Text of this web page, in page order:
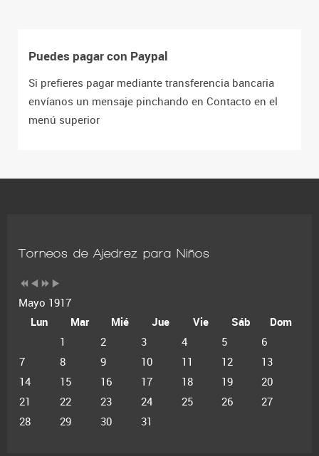
Puedes pagar con Paypal
Si prefieres pagar mediante transferencia bancaria
envíanos un mensaje pinchando en Contacto en el
menú superior
Torneos de Ajedrez para Niños
Mayo 1917
Lun
Mar Mié Jue Vie Sáb
Dom
1
2 3 4 5
6
7
8 9 10 11 12
13
14
15 16 17 18 19
20
21
22 23 24 25 26
27
28
29 30 31